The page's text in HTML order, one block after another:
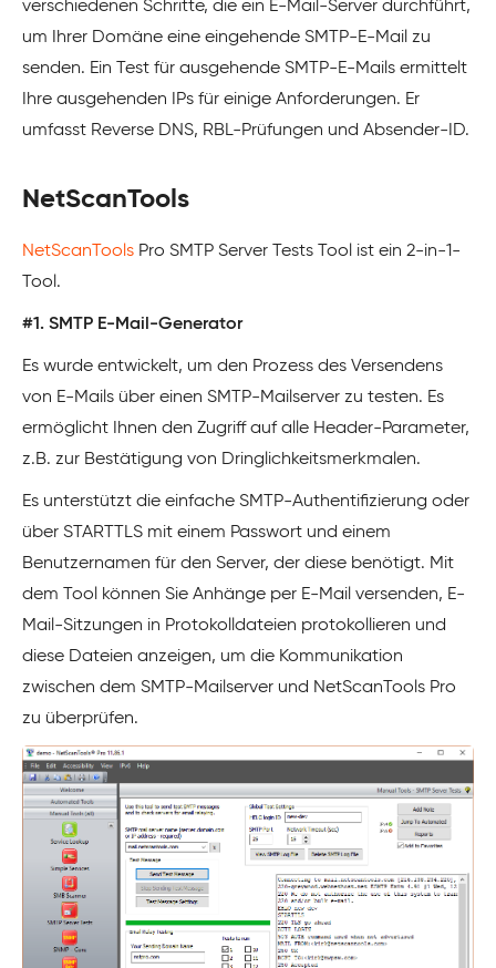
verschiedenen Schritte, die ein E-Mail-Server durchführt,
um Ihrer Domäne eine eingehende SMTP-E-Mail zu
senden. Ein Test für ausgehende SMTP-E-Mails ermittelt
Ihre ausgehenden IPs für einige Anforderungen. Er
umfasst Reverse DNS, RBL-Prüfungen und Absender-ID.
NetScanTools
NetScanTools Pro SMTP Server Tests Tool ist ein 2-in-1-
Tool.
#1. SMTP E-Mail-Generator
Es wurde entwickelt, um den Prozess des Versendens
von E-Mails über einen SMTP-Mailserver zu testen. Es
ermöglicht Ihnen den Zugriff auf alle Header-Parameter,
z.B. zur Bestätigung von Dringlichkeitsmerkmalen.
Es unterstützt die einfache SMTP-Authentifizierung oder
über STARTTLS mit einem Passwort und einem
Benutzernamen für den Server, der diese benötigt. Mit
dem Tool können Sie Anhänge per E-Mail versenden, E-
Mail-Sitzungen in Protokolldateien protokollieren und
diese Dateien anzeigen, um die Kommunikation
zwischen dem SMTP-Mailserver und NetScanTools Pro
zu überprüfen.